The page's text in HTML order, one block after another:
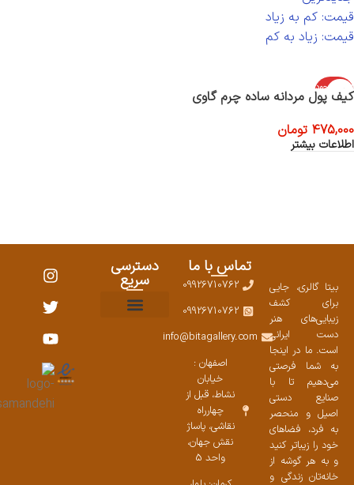
قیمت: کم به زیاد
قیمت: زیاد به کم
اتمام موجود
ی
کیف پول مردانه ساده چرم گاوی
475,000 تومان
اطلاعات بیشتر
بیتا گالری، جایی
برای کشف
زیبایی‌های هنر
دست ایرانی
است. ما در اینجا
به شما فرصتی
می‌دهیم تا با
صنایع دستی
اصیل و منحصر
به فرد، فضاهای
خود را زیباتر کنید
و به هر گوشه از
خانه‌تان زندگی و
تماس با ما
09926710762
09926710762
info@bitagallery.com
اصفهان :
خیابان
نشاط، قبل از
چهارراه
نقاشی، پاساژ
نقش جهان،
واحد 5
دسترسی
سریع